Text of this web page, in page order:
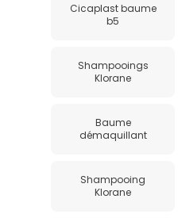
Cicaplast baume
b5
Shampooings
Klorane
Baume
démaquillant
Shampooing
Klorane